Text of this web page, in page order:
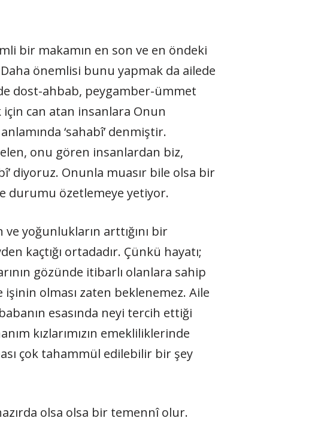
bir makamın en son ve en öndeki
önemlisi bunu yapmak da ailede
dost-ahbab, peygamber-ümmet
can atan insanlara Onun
‘sahabî’ denmiştir.
onu gören insanlardan biz,
diyoruz. Onunla muasır bile olsa bir
durumu özetlemeye yetiyor.
yoğunlukların arttığını bir
kaçtığı ortadadır. Çünkü hayatı;
gözünde itibarlı olanlara sahip
olması zaten beklenemez. Aile
esasında neyi tercih ettiği
kızlarımızın emekliliklerinde
çok tahammül edilebilir bir şey
olsa olsa bir temennî olur.